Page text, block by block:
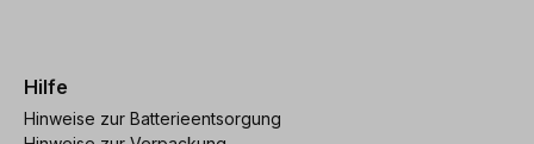
Hilfe
Hinweise zur Batterieentsorgung